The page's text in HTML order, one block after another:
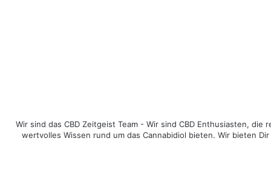
Wir sind das CBD Zeitgeist Team - Wir sind CBD Enthusiasten,
wertvolles Wissen rund um das Cannabidiol bieten. Wir bieten